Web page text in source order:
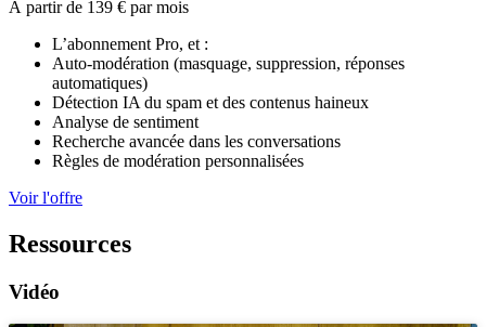
À partir de 139 € par mois
L’abonnement Pro, et :
Auto-modération (masquage, suppression, réponses
automatiques)
Détection IA du spam et des contenus haineux
Analyse de sentiment
Recherche avancée dans les conversations
Règles de modération personnalisées
Voir l'offre
Ressources
Vidéo